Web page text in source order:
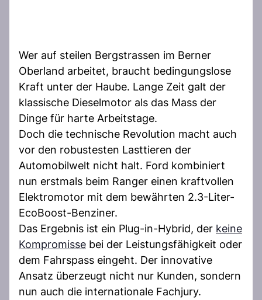
Wer auf steilen Bergstrassen im Berner
Oberland arbeitet, braucht bedingungslose
Kraft unter der Haube. Lange Zeit galt der
klassische Dieselmotor als das Mass der
Dinge für harte Arbeitstage.
Doch die technische Revolution macht auch
vor den robustesten Lasttieren der
Automobilwelt nicht halt. Ford kombiniert
nun erstmals beim Ranger einen kraftvollen
Elektromotor mit dem bewährten 2.3-Liter-
EcoBoost-Benziner.
Das Ergebnis ist ein Plug-in-Hybrid, der keine
Kompromisse bei der Leistungsfähigkeit oder
dem Fahrspass eingeht. Der innovative
Ansatz überzeugt nicht nur Kunden, sondern
nun auch die internationale Fachjury.